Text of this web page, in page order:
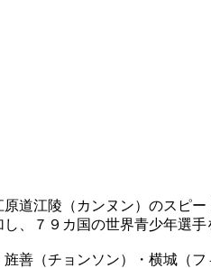
道江陵（カンヌン）のスピ
、７９カ国の世界青少年選手
善（チョンソン）・横城（